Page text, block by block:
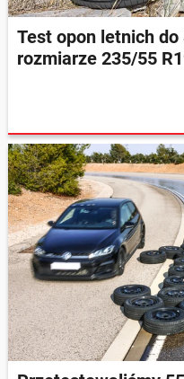
Test opon letnich
rozmiarze 235/55